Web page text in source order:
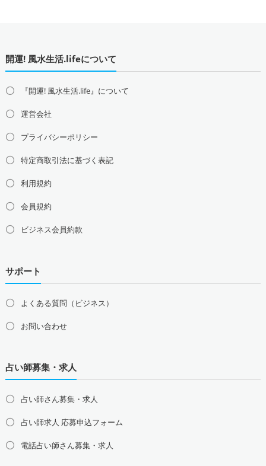
開運! 風水生活.lifeについて
『開運! 風水生活.life』について
運営会社
プライバシーポリシー
特定商取引法に基づく表記
利用規約
会員規約
ビジネス会員約款
サポート
よくある質問（ビジネス）
お問い合わせ
占い師募集・求人
占い師さん募集・求人
占い師求人 応募申込フォーム
電話占い師さん募集・求人